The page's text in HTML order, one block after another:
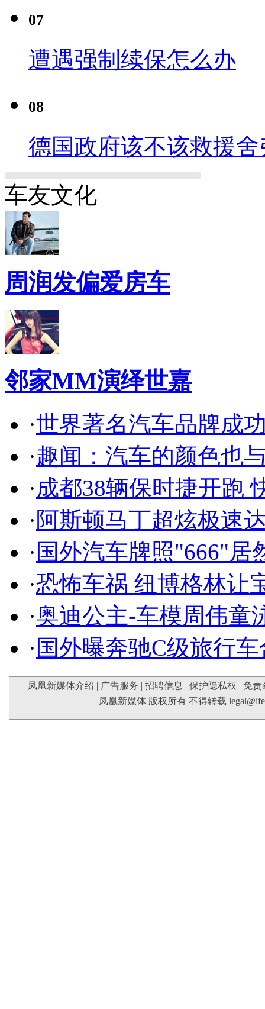
07
遭遇强制续保怎么办
08
德国政府该不该救援舍
车友文化
周润发偏爱房车
邻家MM演绎世嘉
·世界著名汽车品牌成
·趣闻：汽车的颜色也
·成都38辆保时捷开跑
·阿斯顿马丁超炫极速
· 国外汽车牌照"666"居
·恐怖车祸 纽博格林让
·奥迪公主-车模周伟童
· 国外曝奔驰C级旅行
凤凰新媒体介绍 | 广告服务 | 招聘信息 | 保护隐私权 | 免责
凤凰新媒体 版权所有 不得转载